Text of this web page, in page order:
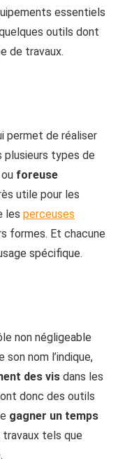
essentiels
outils dont
de travaux.
permet de réaliser
plusieurs types de
ou foreuse
utile pour les
les perceuses
formes. Et chacune
spécifique.
non négligeable
nom l’indique,
des vis dans les
donc des outils
gagner un temps
tels que